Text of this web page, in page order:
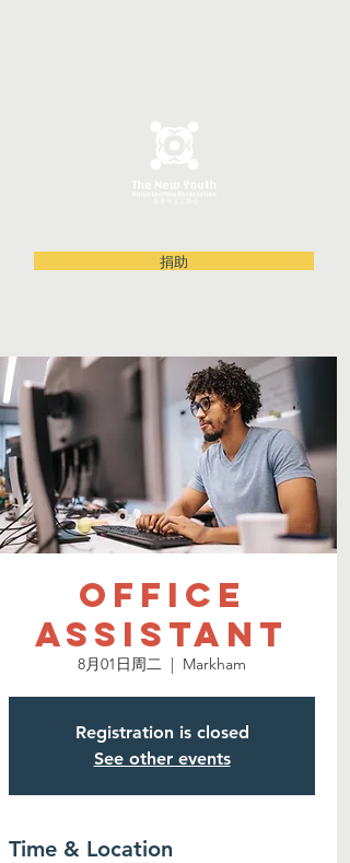
捐助
Office
Assistant
8月01日周二
  |
Markham
Registration is closed
See other events
Time & Location